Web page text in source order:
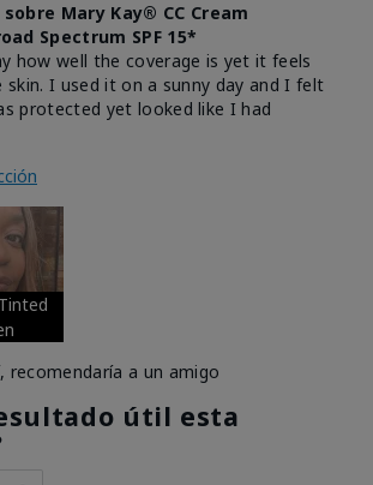
Mary Kay® CC Cream
Spectrum SPF 15*
how well the coverage is yet it feels
I used it on a sunny day and I felt
protected yet looked like I had
recomendaría a un amigo
útil esta